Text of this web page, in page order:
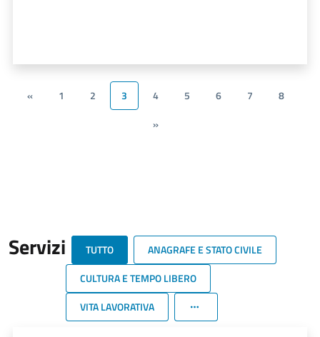
« 1 2 3 4 5 6 7
8
»
Servizi TUTTO
ANAGRAFE E STATO CIVILE
CULTURA E TEMPO LIBERO
VITA LAVORATIVA